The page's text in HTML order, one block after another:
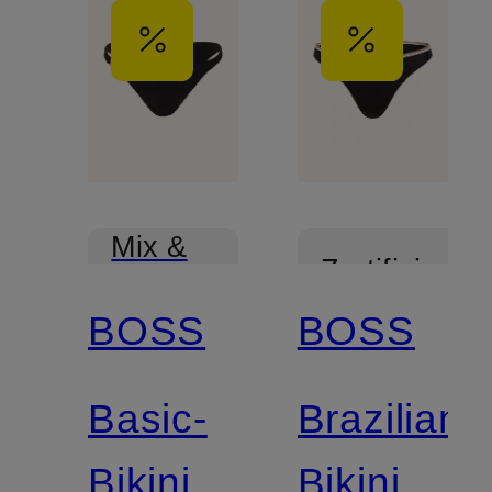
Mix &
BOSS
Basic-
Bikini-
Zertifiziert
Mix &
Match
BOSS
Brazilian-
Bikini-